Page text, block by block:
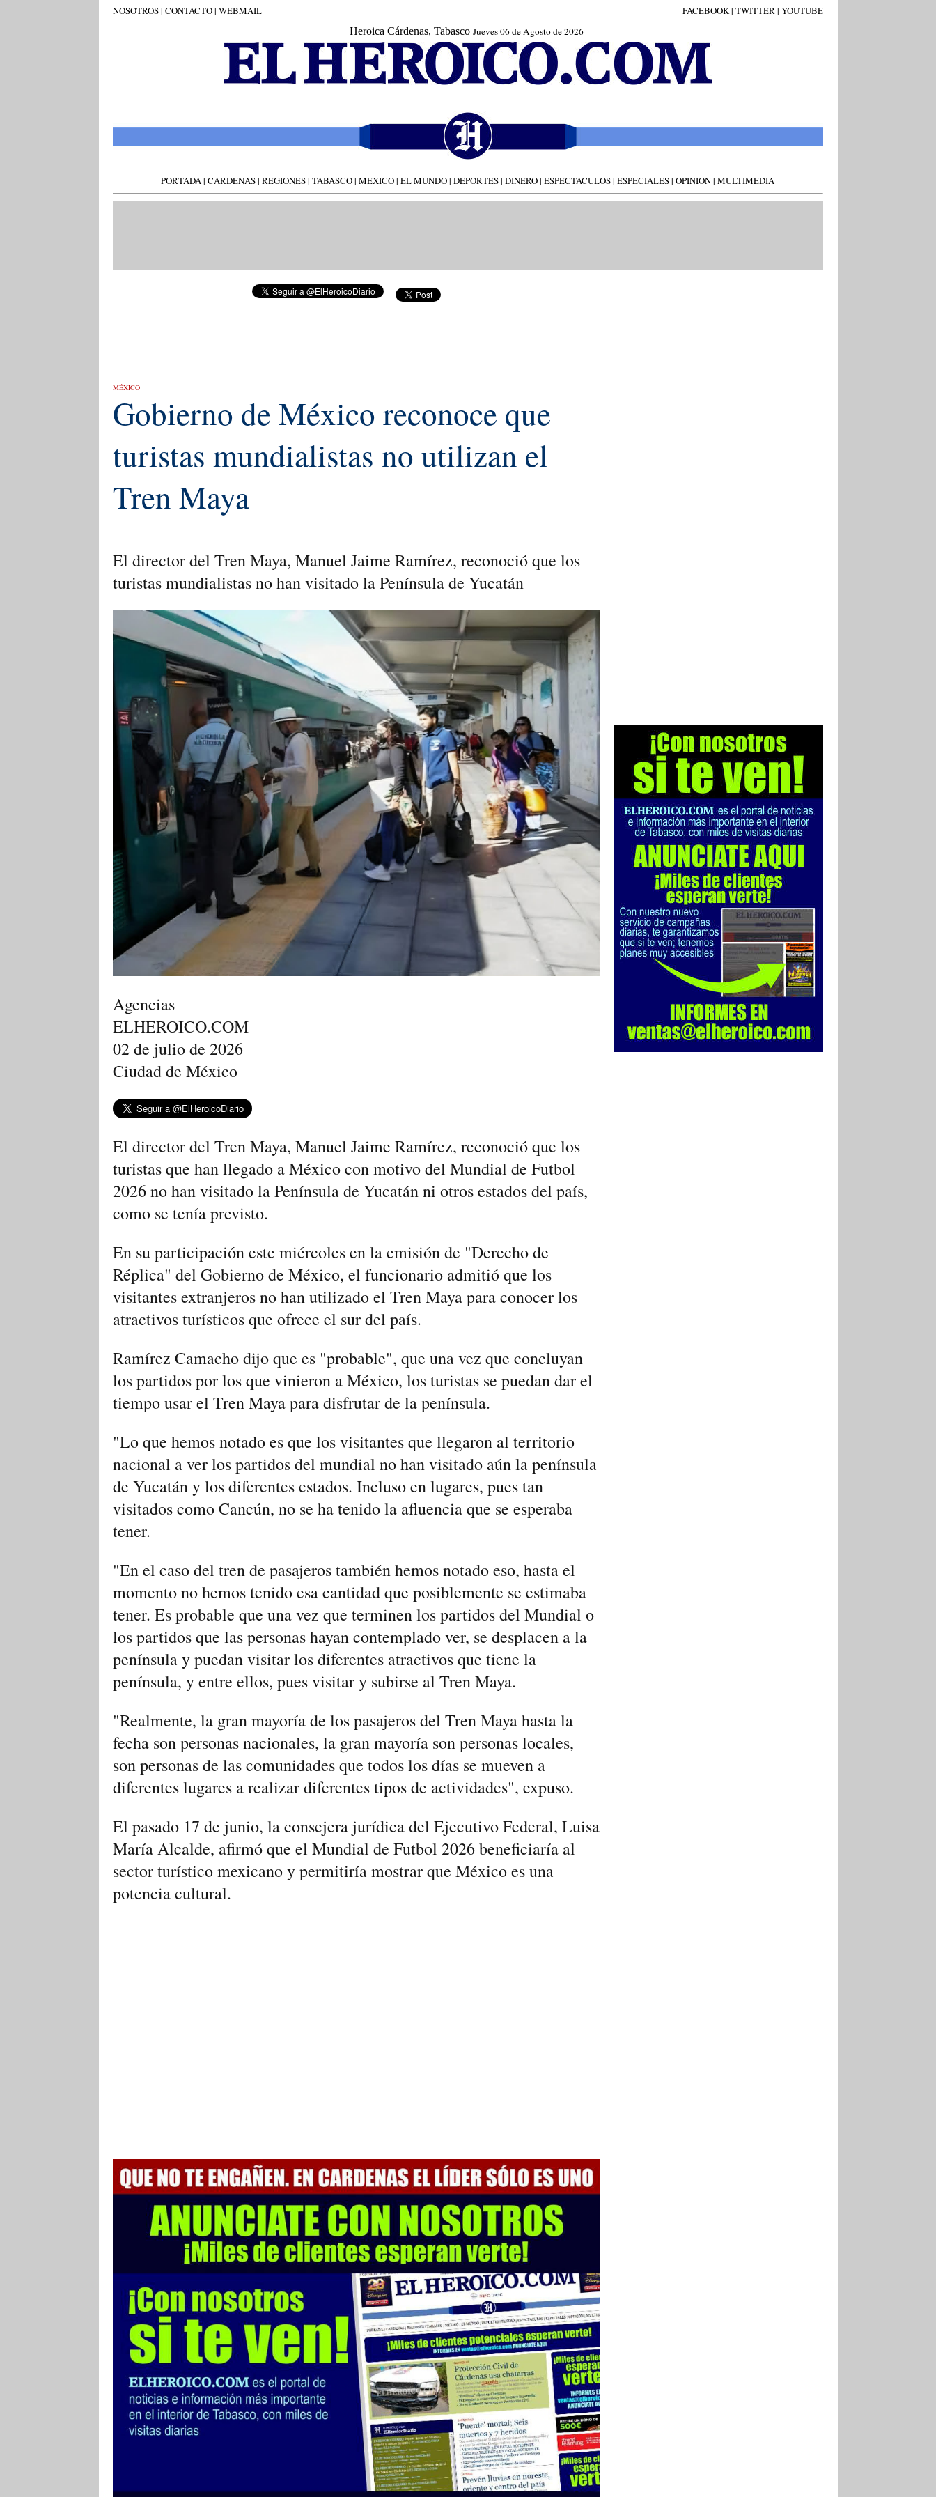
NOSOTROS| CONTACTO| WEBMAIL FACEBOOK| TWITTER| YOUTUBE
Heroica Cárdenas, Tabasco Jueves 06 de Agosto de 2026
PORTADA| CARDENAS| REGIONES| TABASCO| MEXICO| EL MUNDO| DEPORTES| DINERO| ESPECTACULOS| ESPECIALES| OPINION| MULTIMEDIA
MÉXICO
Gobierno de México reconoce que
turistas mundialistas no utilizan el
Tren Maya
El director del Tren Maya, Manuel Jaime Ramírez, reconoció que los
turistas mundialistas no han visitado la Península de Yucatán
Agencias
ELHEROICO.COM
02 de julio de 2026
Ciudad de México
El director del Tren Maya, Manuel Jaime Ramírez, reconoció que los
turistas que han llegado a México con motivo del Mundial de Futbol
2026 no han visitado la Península de Yucatán ni otros estados del país,
como se tenía previsto.
En su participación este miércoles en la emisión de "Derecho de
Réplica" del Gobierno de México, el funcionario admitió que los
visitantes extranjeros no han utilizado el Tren Maya para conocer los
atractivos turísticos que ofrece el sur del país.
Ramírez Camacho dijo que es "probable", que una vez que concluyan
los partidos por los que vinieron a México, los turistas se puedan dar el
tiempo usar el Tren Maya para disfrutar de la península.
"Lo que hemos notado es que los visitantes que llegaron al territorio
nacional a ver los partidos del mundial no han visitado aún la península
de Yucatán y los diferentes estados. Incluso en lugares, pues tan
visitados como Cancún, no se ha tenido la afluencia que se esperaba
tener.
"En el caso del tren de pasajeros también hemos notado eso, hasta el
momento no hemos tenido esa cantidad que posiblemente se estimaba
tener. Es probable que una vez que terminen los partidos del Mundial o
los partidos que las personas hayan contemplado ver, se desplacen a la
península y puedan visitar los diferentes atractivos que tiene la
península, y entre ellos, pues visitar y subirse al Tren Maya.
"Realmente, la gran mayoría de los pasajeros del Tren Maya hasta la
fecha son personas nacionales, la gran mayoría son personas locales,
son personas de las comunidades que todos los días se mueven a
diferentes lugares a realizar diferentes tipos de actividades", expuso.
El pasado 17 de junio, la consejera jurídica del Ejecutivo Federal, Luisa
María Alcalde, afirmó que el Mundial de Futbol 2026 beneficiaría al
sector turístico mexicano y permitiría mostrar que México es una
potencia cultural.